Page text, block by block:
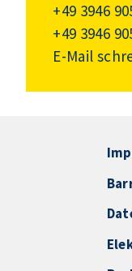
+49 3946
+49 3946
E-Mail